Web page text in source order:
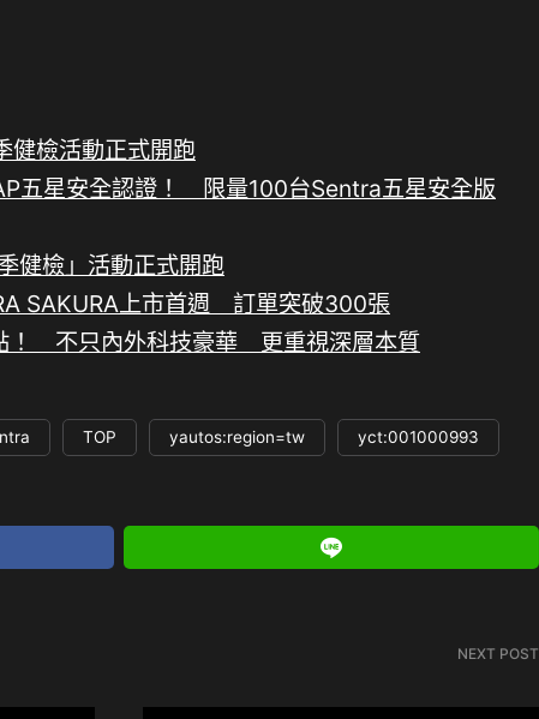
健檢活動正式開跑
五星安全認證！ 限量100台Sentra五星安全版
健檢」活動正式開跑
SAKURA上市首週 訂單突破300張
！ 不只內外科技豪華 更重視深層本質
TOP yautos:region=tw yct:001000993
NEXT POST